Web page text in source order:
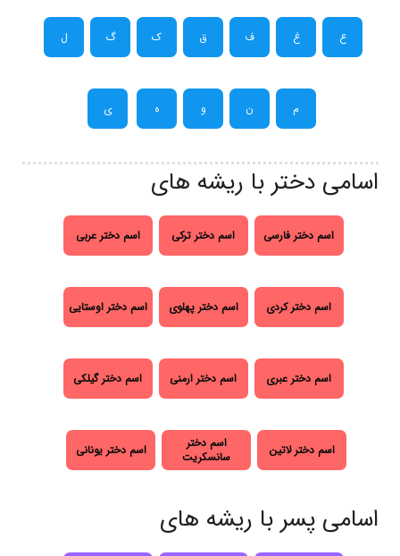
ع غ ف ق ک گ ل
م ن و ه ی
اسامی دختر با ریشه های
اسم دختر فارسی اسم دختر ترکی اسم دختر عربی
اسم دختر کردی اسم دختر پهلوی اسم دختر اوستایی
اسم دختر عبری اسم دختر ارمنی اسم دختر گیلکی
اسم دختر لاتین
اسم دختر
سانسکریت
اسم دختر یونانی
اسامی پسر با ریشه های